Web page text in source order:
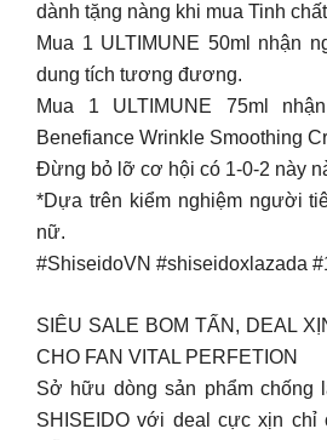
dành tặng nàng khi mua Tinh
Mua 1 ULTIMUNE 50ml nhận
dung tích tương đương.
Mua 1 ULTIMUNE 75ml
Benefiance Wrinkle Smoothing
Đừng bỏ lỡ cơ hội có 1-0-2 này
*Dựa trên kiểm nghiệm người
nữ.
#ShiseidoVN #shiseidoxlazada
SIÊU SALE BOM TẤN, DEAL
CHO FAN VITAL PERFETION
Sở hữu dòng sản phẩm chống
SHISEIDO với deal cực xịn chỉ